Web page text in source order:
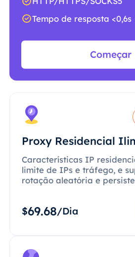
Tempo de resposta <0,6s
Começar
Proxy Residencial
Características IP
limite de IPs e tráfego, e
rotação aleatória e
$69.68/Dia